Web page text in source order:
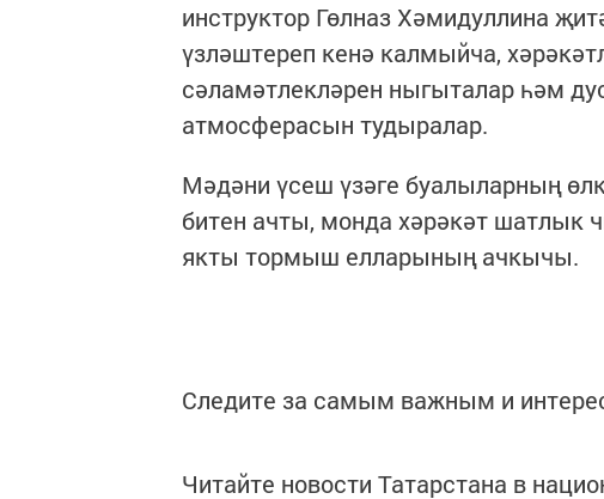
инструктор Гөлназ Хәмидуллина
үзләштереп кенә калмыйча,
сәламәтлекләрен ныгыталар һәм
атмосферасын тудыралар.
Мәдәни үсеш үзәге буалыларның
битен ачты, монда хәрәкәт шатлык
якты тормыш елларының ачкычы.
Следите за самым важным и
Читайте новости Татарстана в